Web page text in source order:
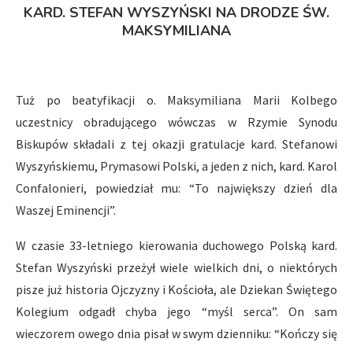
KARD. STEFAN WYSZYŃSKI NA DRODZE ŚW.
MAKSYMILIANA
Tuż po beatyfikacji o. Maksymiliana Marii Kolbego
uczestnicy obradującego wówczas w Rzymie Synodu
Biskupów składali z tej okazji gratulacje kard. Stefanowi
Wyszyńskiemu, Prymasowi Polski, a jeden z nich, kard. Karol
Confalonieri, powiedział mu: “To największy dzień dla
Waszej Eminencji”.
W czasie 33-letniego kierowania duchowego Polską kard.
Stefan Wyszyński przeżył wiele wielkich dni, o niektórych
pisze już historia Ojczyzny i Kościoła, ale Dziekan Świętego
Kolegium odgadł chyba jego “myśl serca”. On sam
wieczorem owego dnia pisał w swym dzienniku: “Kończy się